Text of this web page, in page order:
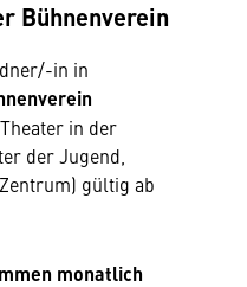
Bühnenverein
in in
in der
der Jugend,
gültig ab
monatlich